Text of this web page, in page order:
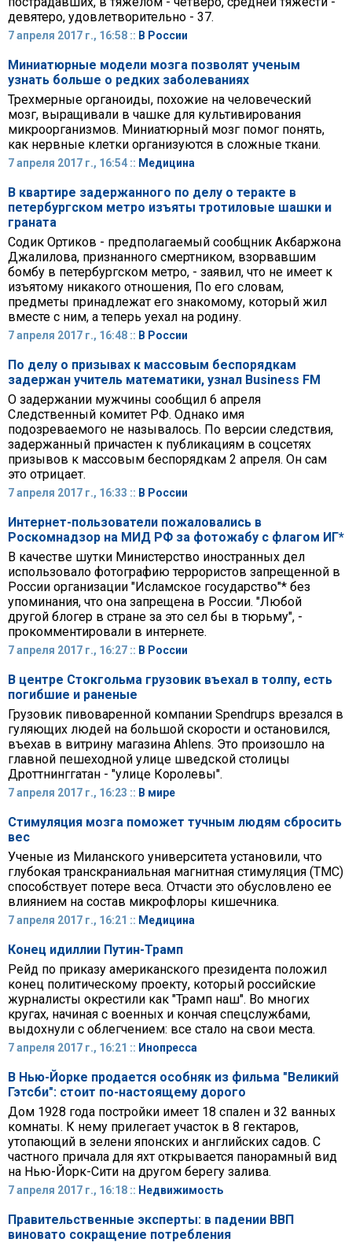
девятеро, удовлетворительно - 37.
7 апреля 2017 г., 16:58 :: В России
Миниатюрные модели мозга позволят ученым
узнать больше о редких заболеваниях
Трехмерные органоиды, похожие на человеческий
мозг, выращивали в чашке для культивирования
микроорганизмов. Миниатюрный мозг помог понять,
как нервные клетки организуются в сложные ткани.
7 апреля 2017 г., 16:54 :: Медицина
В квартире задержанного по делу о теракте в
петербургском метро изъяты тротиловые шашки и
граната
Содик Ортиков - предполагаемый сообщник Акбаржона
Джалилова, признанного смертником, взорвавшим
бомбу в петербургском метро, - заявил, что не имеет к
изъятому никакого отношения, По его словам,
предметы принадлежат его знакомому, который жил
вместе с ним, а теперь уехал на родину.
7 апреля 2017 г., 16:48 :: В России
По делу о призывах к массовым беспорядкам
задержан учитель математики, узнал Business FM
О задержании мужчины сообщил 6 апреля
Следственный комитет РФ. Однако имя
подозреваемого не называлось. По версии следствия,
задержанный причастен к публикациям в соцсетях
призывов к массовым беспорядкам 2 апреля. Он сам
это отрицает.
7 апреля 2017 г., 16:33 :: В России
Интернет-пользователи пожаловались в
Роскомнадзор на МИД РФ за фотожабу с флагом ИГ*
В качестве шутки Министерство иностранных дел
использовало фотографию террористов запрещенной в
России организации "Исламское государство"* без
упоминания, что она запрещена в России. "Любой
другой блогер в стране за это сел бы в тюрьму", -
прокомментировали в интернете.
7 апреля 2017 г., 16:27 :: В России
В центре Стокгольма грузовик въехал в толпу, есть
погибшие и раненые
Грузовик пивоваренной компании Spendrups врезался в
гуляющих людей на большой скорости и остановился,
въехав в витрину магазина Ahlens. Это произошло на
главной пешеходной улице шведской столицы
Дроттнинггатан - "улице Королевы".
7 апреля 2017 г., 16:23 :: В мире
Стимуляция мозга поможет тучным людям сбросить
вес
Ученые из Миланского университета установили, что
глубокая транскраниальная магнитная стимуляция (ТМС)
способствует потере веса. Отчасти это обусловлено ее
влиянием на состав микрофлоры кишечника.
7 апреля 2017 г., 16:21 :: Медицина
Конец идиллии Путин-Трамп
Рейд по приказу американского президента положил
конец политическому проекту, который российские
журналисты окрестили как "Трамп наш". Во многих
кругах, начиная с военных и кончая спецслужбами,
выдохнули с облегчением: все стало на свои места.
7 апреля 2017 г., 16:21 :: Инопресса
В Нью-Йорке продается особняк из фильма "Великий
Гэтсби": стоит по-настоящему дорого
Дом 1928 года постройки имеет 18 спален и 32 ванных
комнаты. К нему прилегает участок в 8 гектаров,
утопающий в зелени японских и английских садов. С
частного причала для яхт открывается панорамный вид
на Нью-Йорк-Сити на другом берегу залива.
7 апреля 2017 г., 16:18 :: Недвижимость
Правительственные эксперты: в падении ВВП
виновато сокращение потребления